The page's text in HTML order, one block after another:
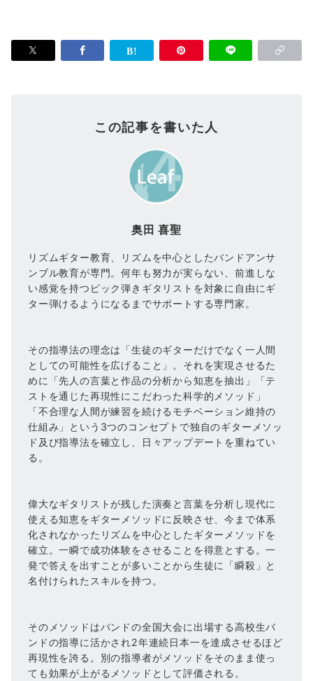
この記事を書いた人
奥田 喜聖
リズムギター教育、リズムを中心としたバンドアンサ
ンブル教育が専門。何年も努力が実らない、前進しな
い感覚を持つピック弾きギタリストを対象に自由にギ
ター弾けるようになるまでサポートする専門家。
その指導法の理念は「生徒のギターだけでなく一人間
としての可能性を広げること」。それを実現させるた
めに「先人の言葉と作品の分析から知恵を抽出」「テ
ストを通じた再現性にこだわった科学的メソッド」
「不合理な人間が練習を続けるモチベーション維持の
仕組み」という3つのコンセプトで独自のギターメソッ
ド及び指導法を確立し、日々アップデートを重ねてい
る。
偉大なギタリストが残した演奏と言葉を分析し現代に
使える知恵をギターメソッドに反映させ、今まで体系
化されなかったリズムを中心としたギターメソッドを
確立。一瞬で成功体験をさせることを得意とする。一
発で答えを出すことが多いことから生徒に「瞬殺」と
名付けられたスキルを持つ。
そのメソッドはバンドの全国大会に出場する高校生バ
ンドの指導に活かされ2年連続日本一を達成させるほど
再現性を誇る。別の指導者がメソッドをそのまま使っ
ても効果が上がるメソッドとして評価される。